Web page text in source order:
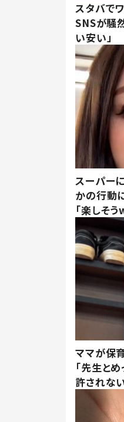
スタバで
SNSが騒
い安い」
スーパー
かの行動
「楽しそう
ママが保
「先生と
許されな